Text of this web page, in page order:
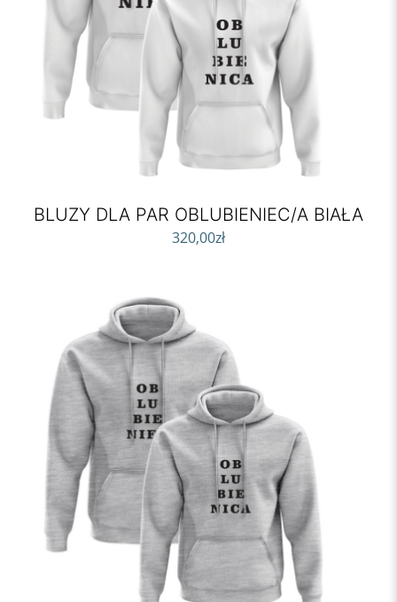
BLUZY DLA PAR OBLUBIENIEC/A BIAŁA
320,00zł